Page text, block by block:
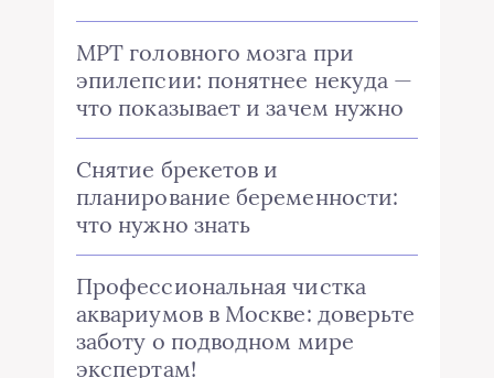
МРТ головного мозга при
эпилепсии: понятнее некуда —
что показывает и зачем нужно
Снятие брекетов и
планирование беременности:
что нужно знать
Профессиональная чистка
аквариумов в Москве: доверьте
заботу о подводном мире
экспертам!